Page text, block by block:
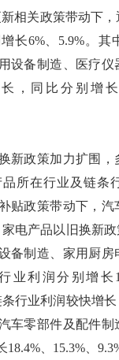
关政策带动下，
长6%、5.9%。其
设备制造、医疗仪
，同比分别增长
政策加力扩围，
所在行业及链条
贴政策带动下，汽
电产品以旧换新
备制造、家用厨房
利润分别增长
行业利润较快增
车零部件及配件制
、15.3%、